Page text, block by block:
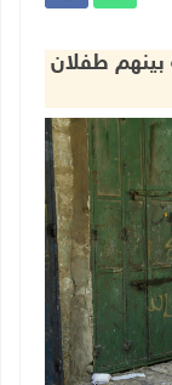
الضفة بينهم طفلان